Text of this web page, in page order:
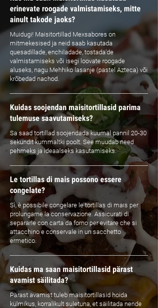
erinevate roogade valmistamiseks, mitte
ainult takode jaoks?
Muidugi! Maisitortillad Mexsabores on
mitmekesised ja neid saab kasutada
quesadillade, enchiladade, tostada'de
valmistamiseks või isegi loovate roogade
aluseks, nagu Mehhiko lasanje (pastel Azteca) või
krõbedad nachod.
Kuidas soojendan maisitortillasid parima
tulemuse saavutamiseks?
Sa saad tortillad soojendada kuumal pannil 20-30
sekundit kummaltki poolt. See muudab need
pehmeks ja ideaalseks kasutamiseks.
Le tortillas di mais possono essere
congelate?
Sì, è possibile congelare le tortillas di mais per
prolungarne la conservazione. Assicurati di
separarle con carta da forno per evitare che si
attacchino e conservale in un sacchetto
ermetico.
Kuidas ma saan maisitortillasid pärast
avamist säilitada?
Pärast avamist tuleb maisitortillasid hoida
külmikus, korralikult suletuna, et säilitada nende